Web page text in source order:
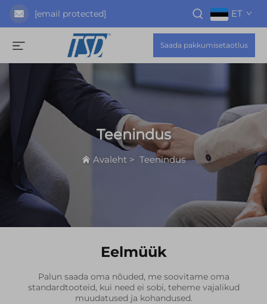
[email protected] ET
Saada pakkumisetaotlus
Teenindus
Avaleht > Teenindus
Eelmüük
Palun saada oma nõuded, me soovitame oma
standardtooteid, kui need ei sobi, teheme vajalikud
muudatused ja kohandused.